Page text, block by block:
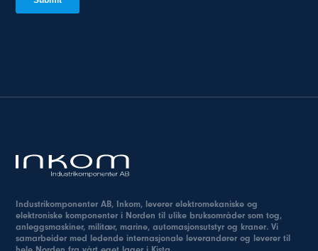
Industrikomponenter AB, Inkom, leverer elektromekaniske og
elektroniske komponenter i Norden til ulike bruksområder som tog,
anleggsmaskiner, militær, marine, automasjonsutstyr og kraner. Vi
samarbeider med ledende internasjonale leverandører og leverer til